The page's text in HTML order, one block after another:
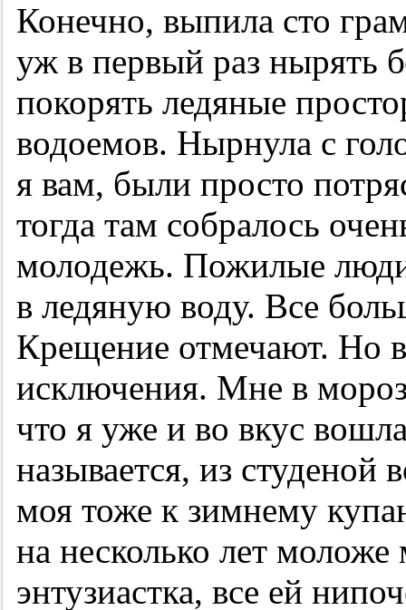
Конечно, выпила сто
уж в первый раз нырять
покорять ледяные
водоемов. Нырнула с
я вам, были просто
тогда там собралось
молодежь. Пожилые люди
в ледяную воду. Все
Крещение отмечают. Но
исключения. Мне в мороз
что я уже и во вкус
называется, из студеной
моя тоже к зимнему
на несколько лет
энтузиастка, все ей